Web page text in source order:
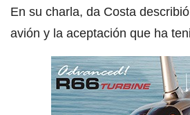
En su charla, da Costa
avión y la aceptación que ha